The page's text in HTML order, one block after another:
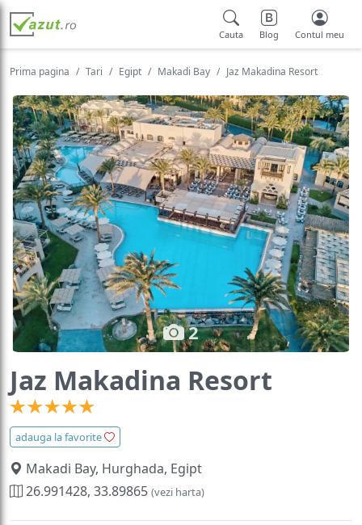
Cauta Blog Contul meu
Prima pagina Tari Egipt Makadi Bay Jaz Makadina Resort
2
Jaz Makadina Resort
adauga la favorite
Makadi Bay, Hurghada, Egipt
26.991428, 33.89865 (vezi harta)